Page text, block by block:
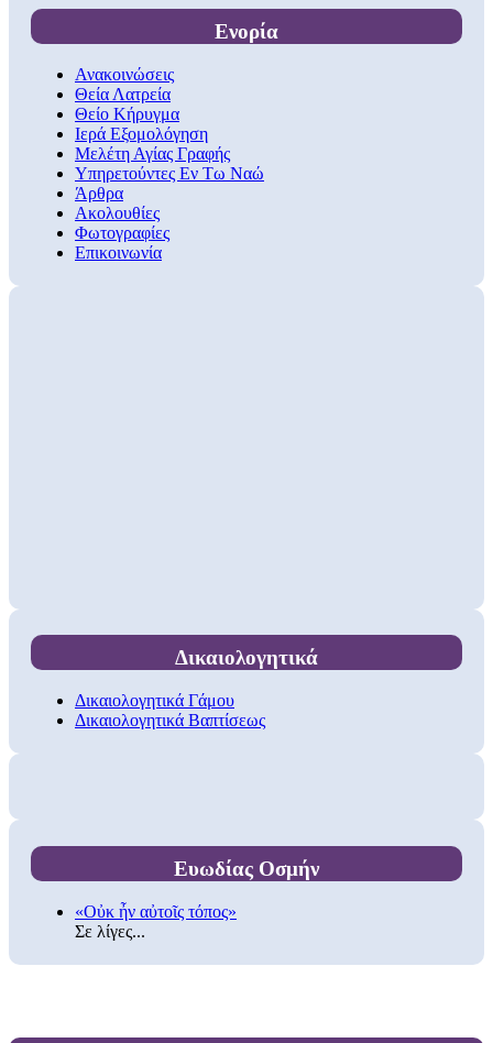
Ενορία
Ανακοινώσεις
Θεία Λατρεία
Θείο Κήρυγμα
Ιερά Εξομολόγηση
Μελέτη Αγίας Γραφής
Υπηρετούντες Εν Τω Ναώ
Άρθρα
Ακολουθίες
Φωτογραφίες
Επικοινωνία
Δικαιολογητικά
Δικαιολογητικά Γάμου
Δικαιολογητικά Βαπτίσεως
Ευωδίας Οσμήν
«Οὐκ ἦν αὐτοῖς τόπος»
Σε λίγες...